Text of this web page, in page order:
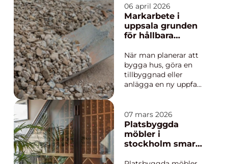
en människa kan ha.
En fh-HLR utbildning
Stockholm ger både
kunskap och mod att
06 april 2026
Markarbete i
uppsala grunden
för hållbara
hus
När man planerar att
bygga hus, göra en
tillbyggnad eller
anlägga en ny uppfart
genomtänkt
markarbete Uppsala
handlar om mer än
att bara gräva.
jordart, dränering och
07 mars 2026
Platsbyggda
möbler i
stockholm smarta